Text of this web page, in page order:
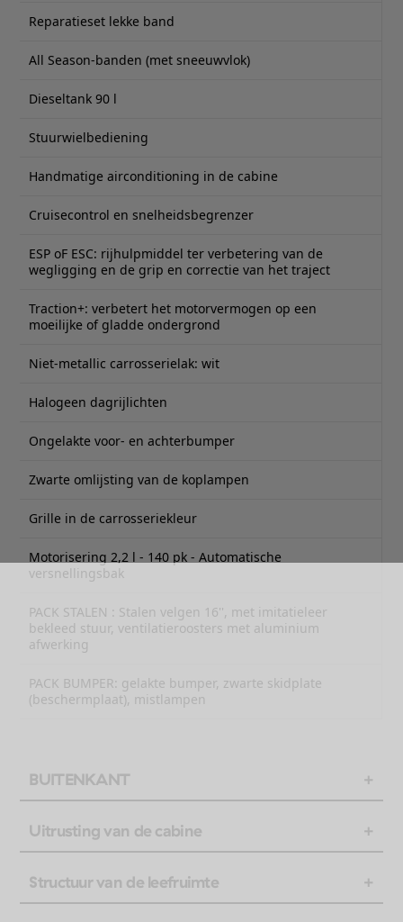
Reparatieset lekke band
All Season-banden (met sneeuwvlok)
Dieseltank 90 l
Stuurwielbediening
Handmatige airconditioning in de cabine
Cruisecontrol en snelheidsbegrenzer
ESP oF ESC: rijhulpmiddel ter verbetering van de
wegligging en de grip en correctie van het traject
Traction+: verbetert het motorvermogen op een
moeilijke of gladde ondergrond
Niet-metallic carrosserielak: wit
Halogeen dagrijlichten
Ongelakte voor- en achterbumper
Zwarte omlijsting van de koplampen
Grille in de carrosseriekleur
Motorisering 2,2 l - 140 pk - Automatische
versnellingsbak
PACK STALEN : Stalen velgen 16'', met imitatieleer
bekleed stuur, ventilatieroosters met aluminium
afwerking
PACK BUMPER: gelakte bumper, zwarte skidplate
(beschermplaat), mistlampen
BUITENKANT
Uitrusting van de cabine
Structuur van de leefruimte